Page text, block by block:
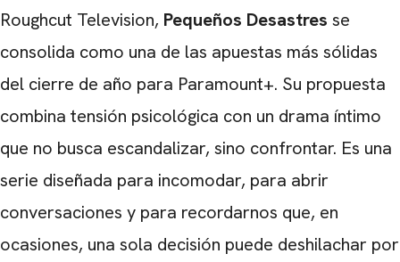
Roughcut Television, Pequeños Desastres se
consolida como una de las apuestas más sólidas
del cierre de año para Paramount+. Su propuesta
combina tensión psicológica con un drama íntimo
que no busca escandalizar, sino confrontar. Es una
serie diseñada para incomodar, para abrir
conversaciones y para recordarnos que, en
ocasiones, una sola decisión puede deshilachar por